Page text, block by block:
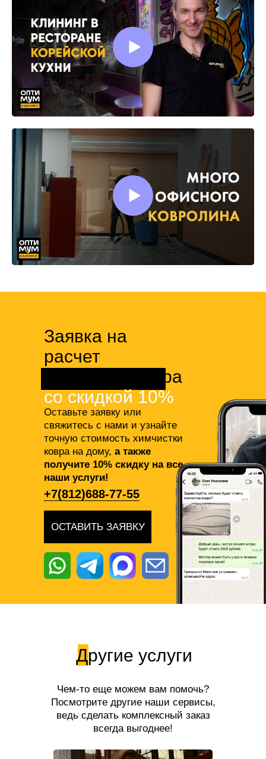
Оставьте заявку или
свяжитесь с нами и узнайте
точную стоимость химчистки
ковра на дому, а также
получите 10% скидку на все
наши услуги!
Заявка на
расчет
химчистки ковра
со скидкой 10%
ОСТАВИТЬ ЗАЯВКУ
+7(812)688-77-55
Другие услуги
Чем-то еще можем вам помочь?
Посмотрите другие наши сервисы,
ведь сделать комплексный заказ
всегда выгоднее!